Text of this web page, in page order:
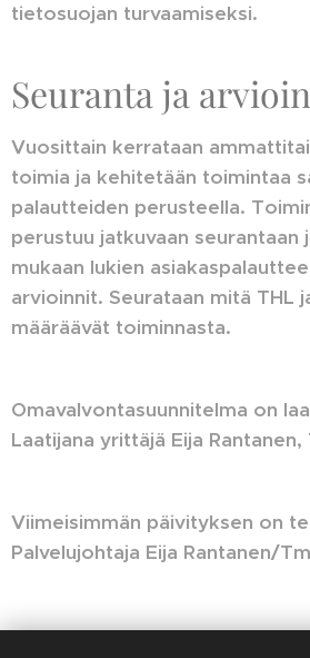
tietosuojan turvaamiseksi.
Seuranta ja
Vuosittain kerrataan
toimia ja kehitetään toimintaa
palautteiden perusteella.
perustuu jatkuvaan seurantaan
mukaan lukien
arvioinnit. Seurataan mitä THL
määräävät toiminnasta.
Omavalvontasuunnitelma on
Laatijana yrittäjä Eija Rantanen,
Viimeisimmän päivityksen on
Palvelujohtaja Eija Rantanen/